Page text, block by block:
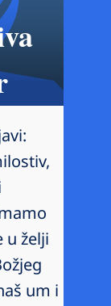
u želji
um i